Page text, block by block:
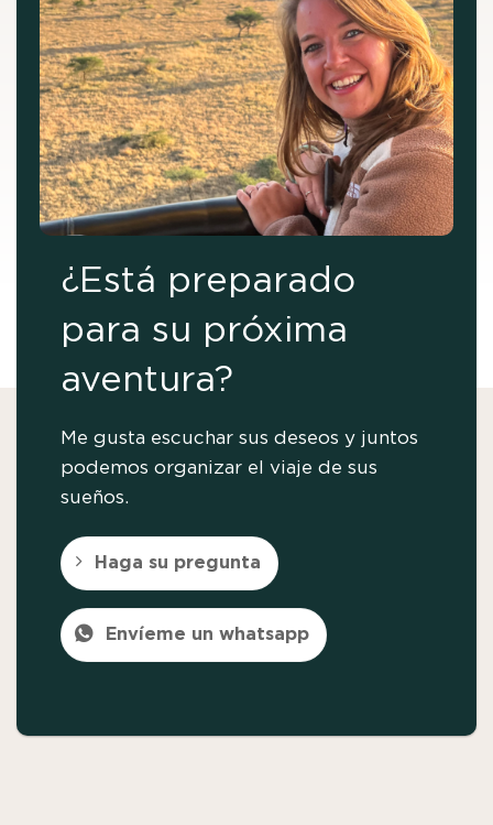
¿Está preparado
para su próxima
aventura?
Me gusta escuchar sus deseos y juntos
podemos organizar el viaje de sus
sueños.
Haga su pregunta
Envíeme un whatsapp